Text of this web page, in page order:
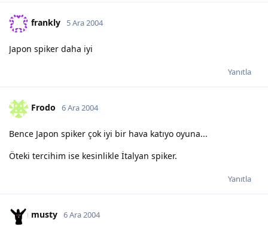
frankly 5 Ara 2004
Japon spiker daha iyi
Yanıtla
Frodo 6 Ara 2004
Bence Japon spiker çok iyi bir hava katıyo oyuna...
Öteki tercihim ise kesinlikle İtalyan spiker.
Yanıtla
musty 6 Ara 2004